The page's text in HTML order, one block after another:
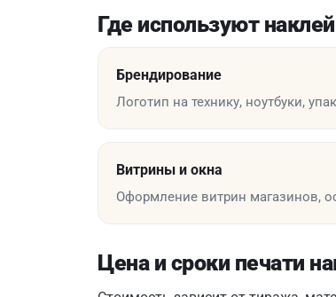
Где используют
Брендирование
Логотип на технику, ноутбуки,
Витрины и окна
Оформление витрин магазинов,
Цена и сроки печати